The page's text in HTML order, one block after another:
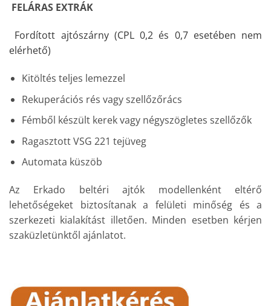
FELÁRAS EXTRÁK
Fordított ajtószárny (CPL 0,2 és 0,7 esetében nem
elérhető)
Kitöltés teljes lemezzel
Rekuperációs rés vagy szellőzőrács
Fémből készült kerek vagy négyszögletes szellőzők
Ragasztott VSG 221 tejüveg
Automata küszöb
Az Erkado beltéri ajtók modellenként eltérő
lehetőségeket biztosítanak a felületi minőség és a
szerkezeti kialakítást illetően. Minden esetben kérjen
szaküzletünktől ajánlatot.